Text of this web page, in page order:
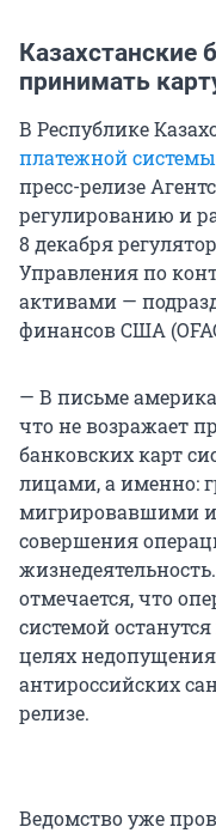
Казахстанские
принимать
В Республике
платежной
пресс-релизе
регулированию и
8 декабря
Управления по
активами —
финансов США
— В письме
что не возражает
банковских карт
лицами, а именно:
мигрировавшими
совершения
отмечается, что
системой
целях
антироссийских
релизе.
Ведомство уже